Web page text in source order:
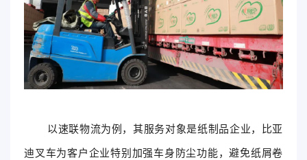
以速联物流为例，其服务对象是纸制品企业，比亚
迪叉车为客户企业特别加强车身防尘功能，避免纸屑卷